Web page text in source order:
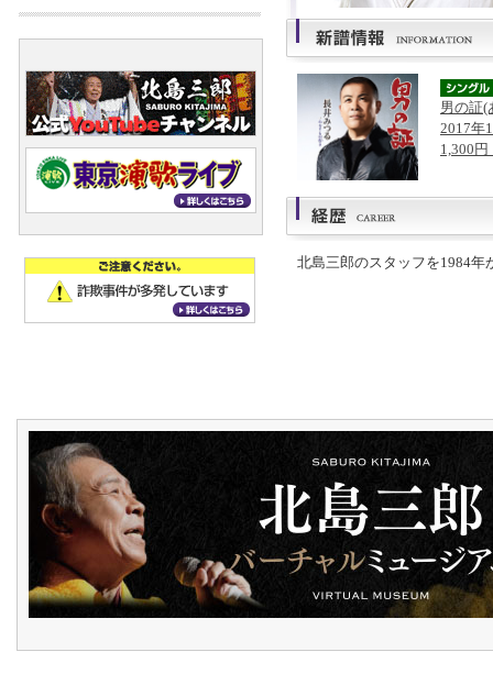
男の証(
2017年
1,300
北島三郎のスタッフを1984年